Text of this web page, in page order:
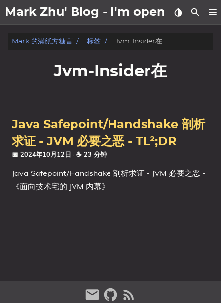
Mark Zhu' Blog - I'm open to work |
關於我
分类
Mark 的滿紙方糖言 标签 Jvm-Insider在
Jvm-Insider在
Java Safepoint/Handshake 剖析
求证 - JVM 必要之恶 - TL²;DR
📅 2024年10月12日 · ☕ 23 分钟
Java Safepoint/Handshake 剖析求证 - JVM 必要之恶 -
《面向技术宅的 JVM 内幕》